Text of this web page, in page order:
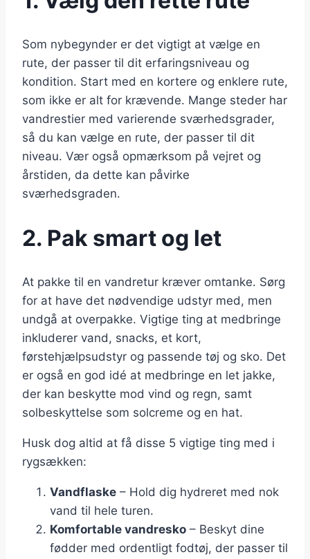
Som nybegynder er det vigtigt at vælge en
rute, der passer til dit erfaringsniveau og
kondition. Start med en kortere og enklere rute,
som ikke er alt for krævende. Mange steder har
vandrestier med varierende sværhedsgrader,
så du kan vælge en rute, der passer til dit
niveau. Vær også opmærksom på vejret og
årstiden, da dette kan påvirke
sværhedsgraden.
2. Pak smart og let
At pakke til en vandretur kræver omtanke. Sørg
for at have det nødvendige udstyr med, men
undgå at overpakke. Vigtige ting at medbringe
inkluderer vand, snacks, et kort,
førstehjælpsudstyr og passende tøj og sko. Det
er også en god idé at medbringe en let jakke,
der kan beskytte mod vind og regn, samt
solbeskyttelse som solcreme og en hat.
Husk dog altid at få disse 5 vigtige ting med i
rygsækken:
Vandflaske – Hold dig hydreret med nok
vand til hele turen.
Komfortable vandresko – Beskyt dine
fødder med ordentligt fodtøj, der passer til